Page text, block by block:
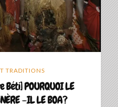
TRADITIONS
POURQUOI LE
–IL LE BOA?